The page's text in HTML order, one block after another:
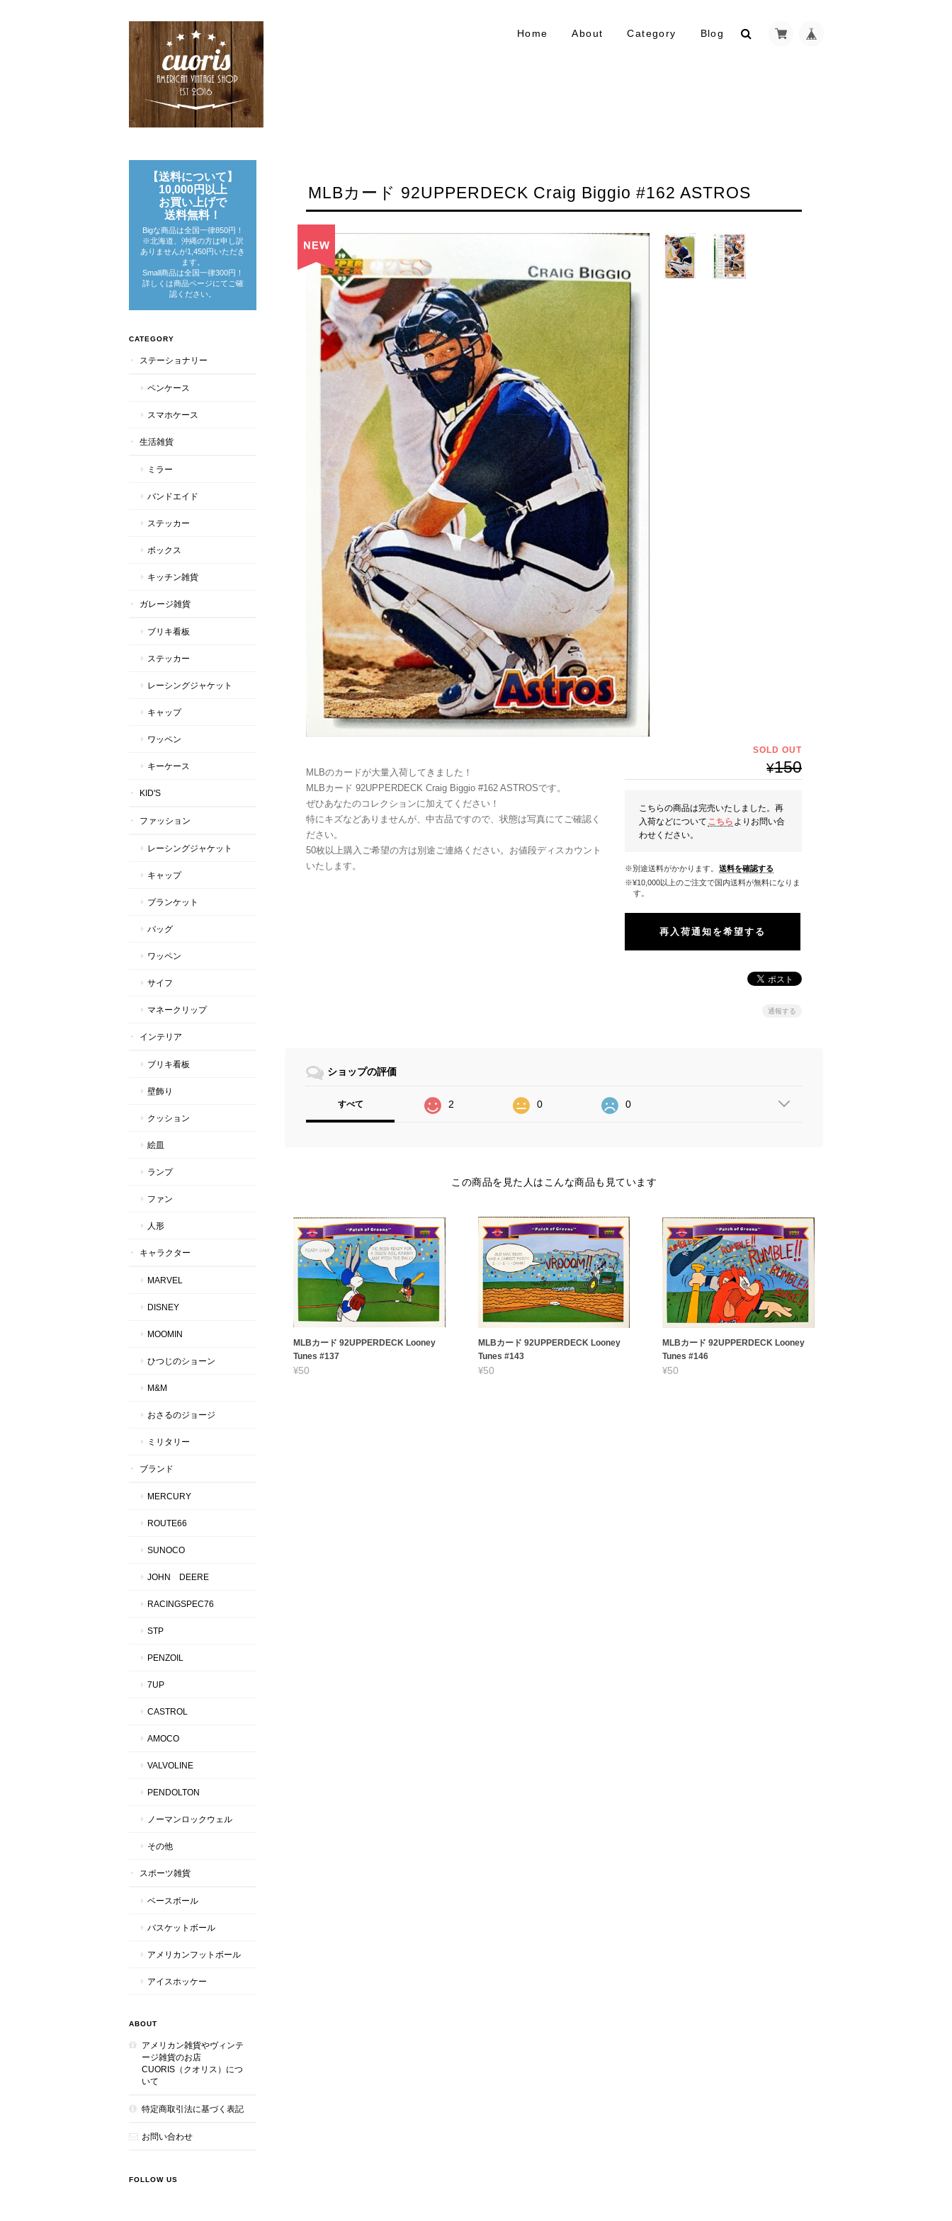
Home About Category Blog
MLBカード 92UPPERDECK Craig Biggio #162 ASTROS
MLBのカードが大量入荷してきました！
MLBカード 92UPPERDECK Craig Biggio #162 ASTROSです。
ぜひあなたのコレクションに加えてください！
特にキズなどありませんが、中古品ですので、状態は写真にてご確認く
ださい。
50枚以上購入ご希望の方は別途ご連絡ください。お値段ディスカウント
いたします。
SOLD OUT
¥150
こちらの商品は完売いたしました。再
入荷などについて こちら よりお問い合
わせください。
※別途送料がかかります。 送料を確認する
※¥10,000以上のご注文で国内送料が無料になりま
す。
再入荷通知を希望する
通報する
ショップの評価
すべて 2 0 0
この商品を見た人はこんな商品も見ています
MLBカード 92UPPERDECK Looney
Tunes #137
¥50
MLBカード 92UPPERDECK Looney
Tunes #143
¥50
MLBカード 92UPPERDECK Looney
Tunes #146
¥50
【送料について】
10,000円以上
お買い上げで
送料無料！
Bigな商品は全国一律850円！
※北海道、沖縄の方は申し訳
ありませんが1,450円いただき
ます。
Small商品は全国一律300円！
詳しくは商品ページにてご確
認ください。
CATEGORY
ステーショナリー
ペンケース
スマホケース
生活雑貨
ミラー
バンドエイド
ステッカー
ボックス
キッチン雑貨
ガレージ雑貨
ブリキ看板
ステッカー
レーシングジャケット
キャップ
ワッペン
キーケース
KID'S
ファッション
レーシングジャケット
キャップ
ブランケット
バッグ
ワッペン
サイフ
マネークリップ
インテリア
ブリキ看板
壁飾り
クッション
絵皿
ランプ
ファン
人形
キャラクター
MARVEL
DISNEY
MOOMIN
ひつじのショーン
M&M
おさるのジョージ
ミリタリー
ブランド
MERCURY
ROUTE66
SUNOCO
JOHN DEERE
RACINGSPEC76
STP
PENZOIL
7UP
CASTROL
AMOCO
VALVOLINE
PENDOLTON
ノーマンロックウェル
その他
スポーツ雑貨
ベースボール
バスケットボール
アメリカンフットボール
アイスホッケー
ABOUT
アメリカン雑貨やヴィンテ
ージ雑貨のお店
CUORIS（クオリス）につ
いて
特定商取引法に基づく表記
お問い合わせ
FOLLOW US